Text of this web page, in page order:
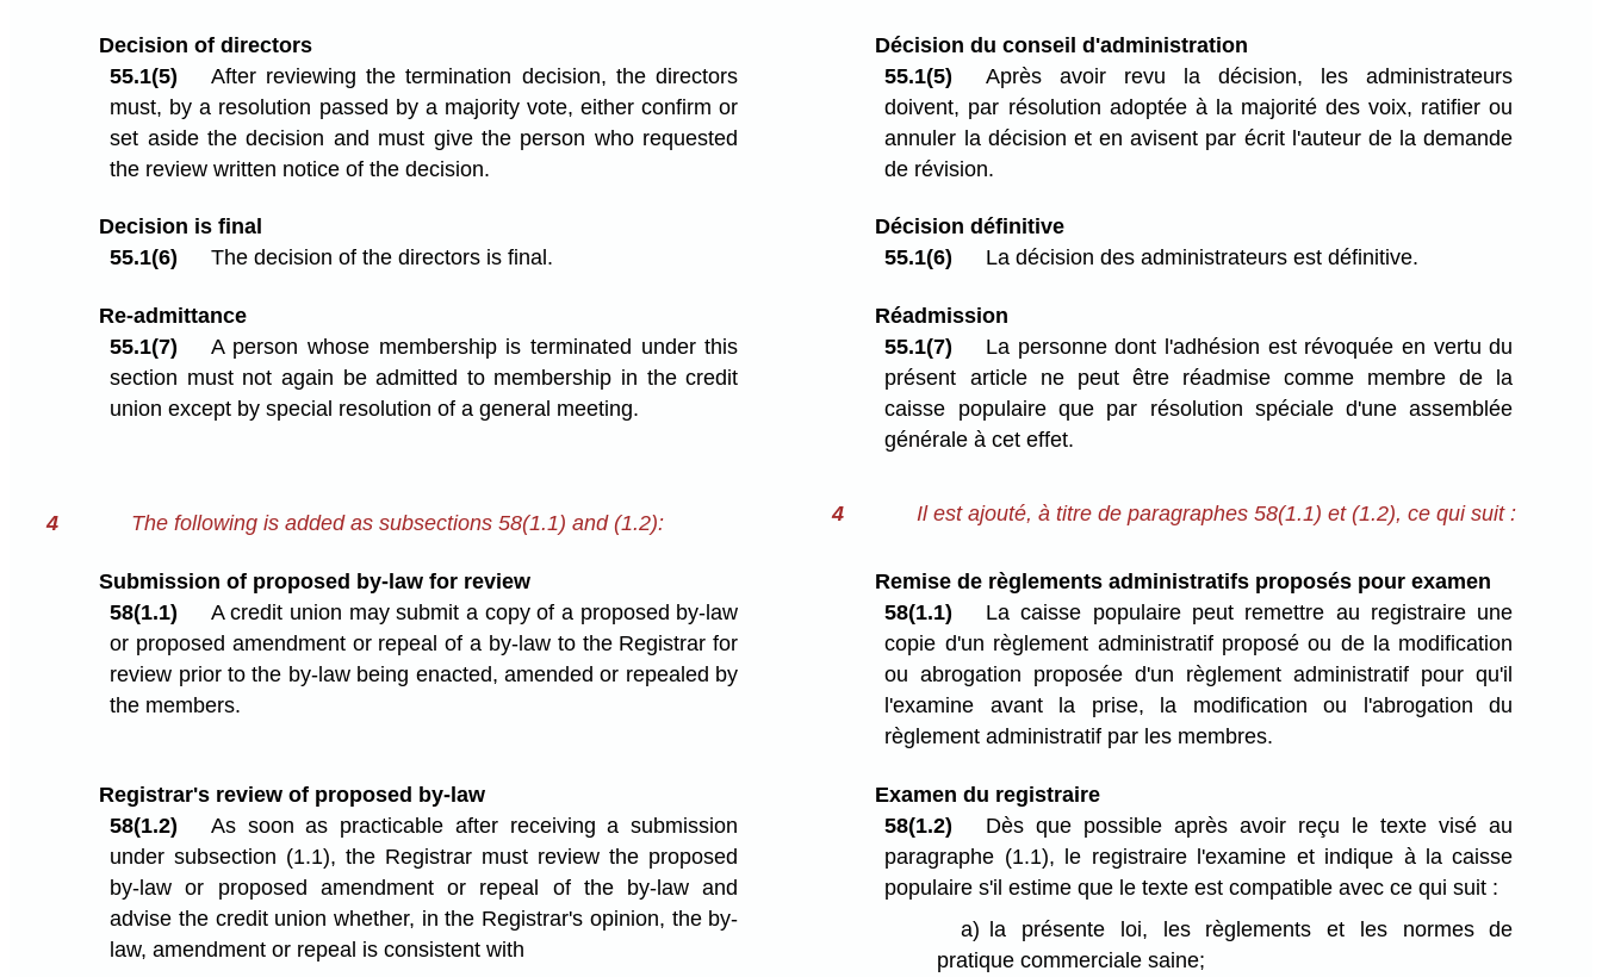
Decision of directors
55.1(5)
After reviewing the termination decision, the directors
must, by a resolution passed by a majority vote, either confirm or
set aside the decision and must give the person who requested
the review written notice of the decision.
Décision du conseil d'administration
55.1(5)
Après avoir revu la décision, les administrateurs
doivent, par résolution adoptée à la majorité des voix, ratifier ou
annuler la décision et en avisent par écrit l'auteur de la demande
de révision.
Decision is final
55.1(6)
The decision of the directors is final.
Décision définitive
55.1(6)
La décision des administrateurs est définitive.
Re-admittance
55.1(7)
A person whose membership is terminated under this
section must not again be admitted to membership in the credit
union except by special resolution of a general meeting.
Réadmission
55.1(7)
La personne dont l'adhésion est révoquée en vertu du
présent article ne peut être réadmise comme membre de la
caisse populaire que par résolution spéciale d'une assemblée
générale à cet effet.
4 The following is added as subsections 58(1.1) and (1.2): 4 Il est ajouté, à titre de paragraphes 58(1.1) et (1.2), ce qui suit :
Submission of proposed by-law for review
58(1.1)
A credit union may submit a copy of a proposed by-law
or proposed amendment or repeal of a by-law to the Registrar for
review prior to the by-law being enacted, amended or repealed by
the members.
Remise de règlements administratifs proposés pour examen
58(1.1)
La caisse populaire peut remettre au registraire une
copie d'un règlement administratif proposé ou de la modification
ou abrogation proposée d'un règlement administratif pour qu'il
l'examine avant la prise, la modification ou l'abrogation du
règlement administratif par les membres.
Registrar's review of proposed by-law
58(1.2)
As soon as practicable after receiving a submission
under subsection (1.1), the Registrar must review the proposed
by-law or proposed amendment or repeal of the by-law and
advise the credit union whether, in the Registrar's opinion, the by-
law, amendment or repeal is consistent with
Examen du registraire
58(1.2)
Dès que possible après avoir reçu le texte visé au
paragraphe (1.1), le registraire l'examine et indique à la caisse
populaire s'il estime que le texte est compatible avec ce qui suit :
a) la présente loi, les règlements et les normes de
pratique commerciale saine;